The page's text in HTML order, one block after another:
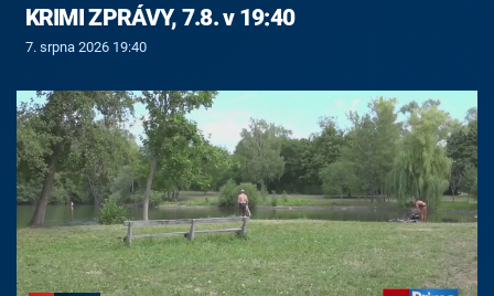
KRIMI ZPRÁVY, 7.8. v 19:40
7. srpna 2026 19:40